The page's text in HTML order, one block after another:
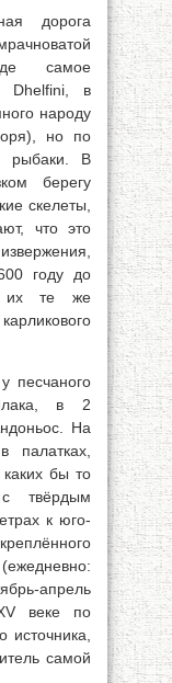
дорога
самое
Dhelfini, в
народу
но по
рыбаки. В
берегу
скелеты,
что это
году до
их те же
песчаного
в 2
На
палатках,
каких бы то
твёрдым
к юго-
апрель
веке по
источника,
самой